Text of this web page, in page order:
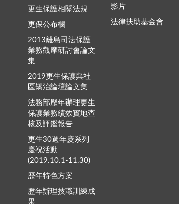
更生保護相關法規
更保公布欄
2013離島司法保護
業務觀摩研討會論文
集
2019更生保護與社
區矯治論壇論文集
法務部歷年辦理更生
保護業務績效實地查
核及評鑑報告
更生30週年慶系列
慶祝活動
(2019.10.1-11.30)
歷年特色方案
歷年辦理技職訓練成
果
影片
法律扶助基金會